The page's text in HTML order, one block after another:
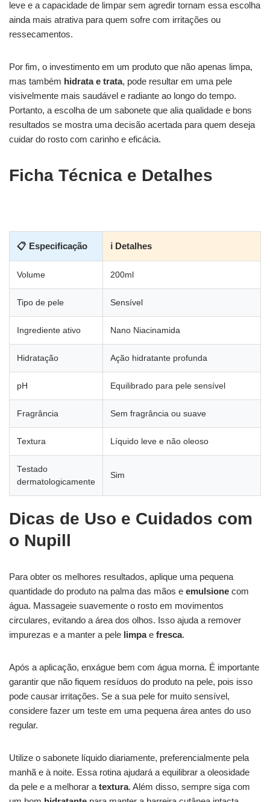
leve e a capacidade de limpar sem agredir tornam essa escolha
ainda mais atrativa para quem sofre com irritações ou
ressecamentos.
Por fim, o investimento em um produto que não apenas limpa,
mas também hidrata e trata, pode resultar em uma pele
visivelmente mais saudável e radiante ao longo do tempo.
Portanto, a escolha de um sabonete que alia qualidade e bons
resultados se mostra uma decisão acertada para quem deseja
cuidar do rosto com carinho e eficácia.
Ficha Técnica e Detalhes
📋 Especificação ℹ Detalhes
Volume 200ml
Tipo de pele Sensível
Ingrediente ativo Nano Niacinamida
Hidratação Ação hidratante profunda
pH Equilibrado para pele sensível
Fragrância Sem fragrância ou suave
Textura Líquido leve e não oleoso
Testado
dermatologicamente
Sim
Dicas de Uso e Cuidados com
o Nupill
Para obter os melhores resultados, aplique uma pequena
quantidade do produto na palma das mãos e emulsione com
água. Massageie suavemente o rosto em movimentos
circulares, evitando a área dos olhos. Isso ajuda a remover
impurezas e a manter a pele limpae fresca.
Após a aplicação, enxágue bem com água morna. É importante
garantir que não fiquem resíduos do produto na pele, pois isso
pode causar irritações. Se a sua pele for muito sensível,
considere fazer um teste em uma pequena área antes do uso
regular.
Utilize o sabonete líquido diariamente, preferencialmente pela
manhã e à noite. Essa rotina ajudará a equilibrar a oleosidade
da pele e a melhorar a textura. Além disso, sempre siga com